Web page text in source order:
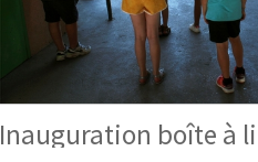
Inauguration boîte à